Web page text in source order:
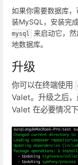
如果你需要数据库
装MySQL，安装完
mysql
来启动它，
地数据库。
升级
你可以在终端使用
Valet。升级之后
Valet 在必要情况